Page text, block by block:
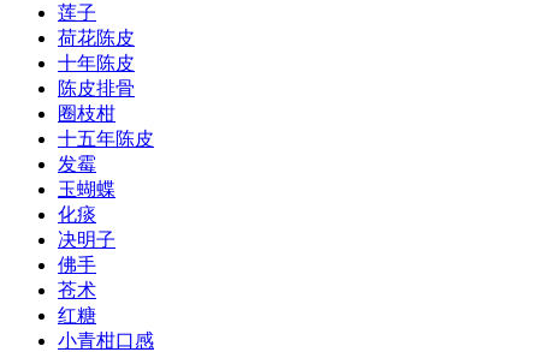
莲子
荷花陈皮
十年陈皮
陈皮排骨
圈枝柑
十五年陈皮
发霉
玉蝴蝶
化痰
决明子
佛手
苍术
红糖
小青柑口感